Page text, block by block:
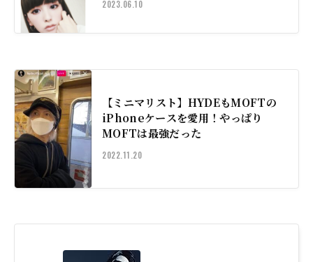
2023.06.10
【ミニマリスト】HYDEもMOFTの
iPhoneケースを愛用！やっぱり
MOFTは最強だった
2022.11.20